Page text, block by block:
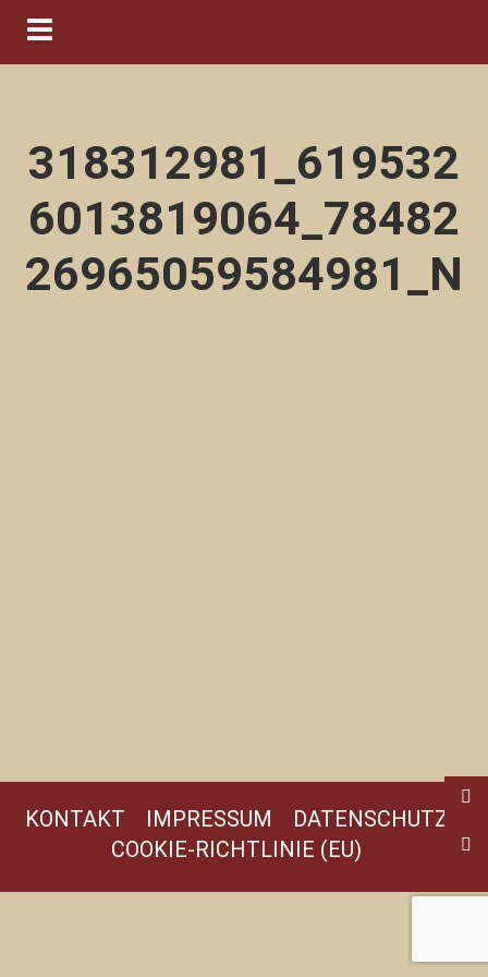
Navigation ein-/ausblenden
318312981_619532
6013819064_78482
26965059584981_N
KONTAKT IMPRESSUM
DATENSCHUTZ
COOKIE-RICHTLINIE (EU)